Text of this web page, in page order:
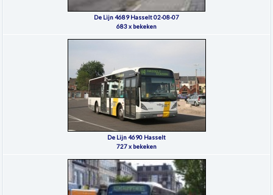
De Lijn 4689 Hasselt 02-08-07
683 x bekeken
De Lijn 4690 Hasselt
727 x bekeken